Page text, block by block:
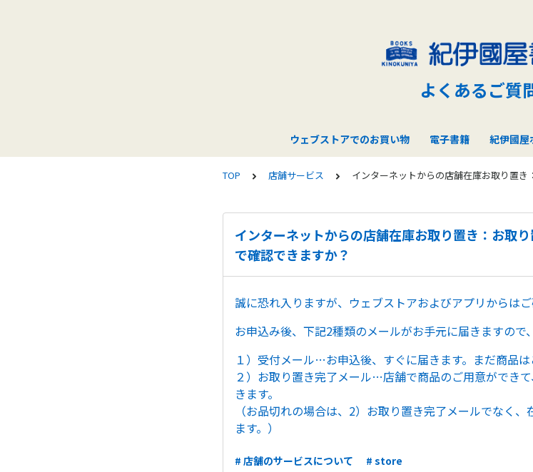
よくあるご質
ウェブストアでのお買い物 電子書籍 紀伊國屋
TOP 店舗サービス インターネットからの店舗在庫お取り置き
インターネットからの店舗在庫お取り置き：お取
で確認できますか？
誠に恐れ入りますが、ウェブストアおよびアプリからはご
お申込み後、下記2種類のメールがお手元に届きますので
１）受付メール…お申込後、すぐに届きます。まだ商品は
２）お取り置き完了メール…店舗で商品のご用意ができ
きます。
（お品切れの場合は、2）お取り置き完了メールでなく
ます。）
# 店舗のサービスについて # store